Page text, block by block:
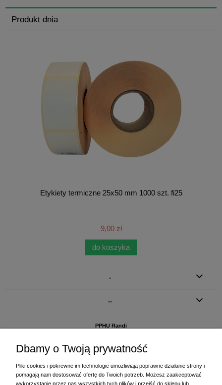
Produkt dnia
Etykiety termiczne 25x50 mm 1000 szt. fi25
9,00 zł
do koszyka
.
..
PPHU Randi
ul. Starogardzka 77 (wjazd od ul. Plażowej)
Dbamy o Twoją prywatność
Pliki cookies i pokrewne im technologie umożliwiają poprawne działanie strony i
pomagają nam dostosować ofertę do Twoich potrzeb. Możesz zaakceptować
wykorzystanie przez nas wszystkich tych plików i przejść do sklepu lub